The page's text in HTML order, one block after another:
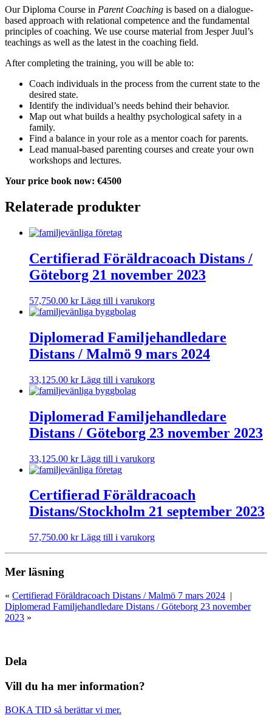
Our Diploma Course in Parent Coaching is based on a dialogue-
based approach with relational competence and the fundamental
principles of coaching. We use course material from Jesper Juul’s
teachings as well as the latest in the coaching field.
After completing the training, you will be able to:
Coach individuals in the process from the current state to the
desired state.
Identify the individual’s needs behind their behavior.
Map out what builds a healthy psychological safety in a
family.
Find a balance in your role as a mentor coach for parents.
Lead manual-based parenting courses and create your own
workshops and lectures.
Your price book now: €4500
Relaterade produkter
Certifierad Föräldracoach Distans /
Göteborg 21 november 2023
57,750.00 kr Lägg till i varukorg
Diplomerad Familjehandledare
Distans / Malmö 9 mars 2024
33,125.00 kr Lägg till i varukorg
Diplomerad Familjehandledare
Distans / Göteborg 23 november 2023
33,125.00 kr Lägg till i varukorg
Certifierad Föräldracoach
Distans/Stockholm 21 september 2023
57,750.00 kr Lägg till i varukorg
Mer läsning
« Certifierad Föräldracoach Distans / Malmö 7 mars 2024 |
Diplomerad Familjehandledare Distans / Göteborg 23 november
2023 »
Dela
Vill du ha mer information?
BOKA TID så berättar vi mer.